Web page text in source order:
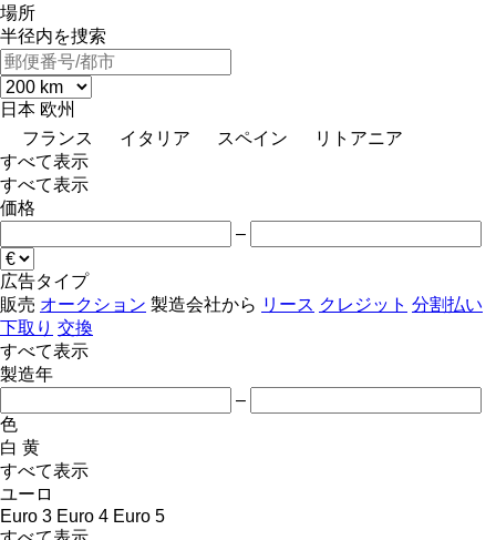
場所
半径内を捜索
日本 欧州
フランス
イタリア スペイン
リトアニア
すべて表示
すべて表示
価格
–
広告タイプ
販売 オークション 製造会社から リース クレジット 分割払い
下取り 交換
すべて表示
製造年
–
色
白 黄
すべて表示
ユーロ
Euro 3 Euro 4 Euro 5